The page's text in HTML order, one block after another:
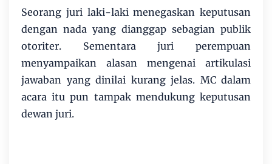
Seorang juri laki-laki menegaskan keputusan
dengan nada yang dianggap sebagian publik
otoriter. Sementara juri perempuan
menyampaikan alasan mengenai artikulasi
jawaban yang dinilai kurang jelas. MC dalam
acara itu pun tampak mendukung keputusan
dewan juri.